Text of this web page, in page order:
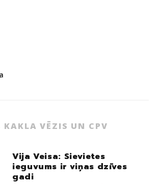
KAKLA VĒZIS UN CPV
Vija Veisa: Sievietes
ieguvums ir viņas dzīves
gadi